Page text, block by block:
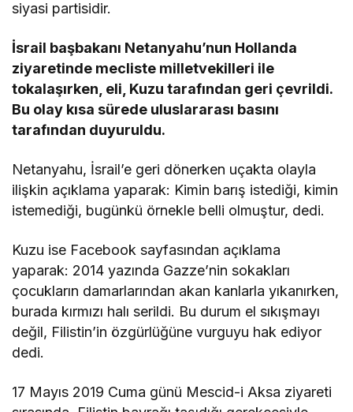
siyasi partisidir.
İsrail başbakanı Netanyahu’nun Hollanda
ziyaretinde mecliste milletvekilleri ile
tokalaşırken, eli, Kuzu tarafından geri çevrildi.
Bu olay kısa sürede uluslararası basını
tarafından duyuruldu.
Netanyahu, İsrail’e geri dönerken uçakta olayla
ilişkin açıklama yaparak: Kimin barış istediği, kimin
istemediği, bugünkü örnekle belli olmuştur, dedi.
Kuzu ise Facebook sayfasından açıklama
yaparak: 2014 yazında Gazze’nin sokakları
çocukların damarlarından akan kanlarla yıkanırken,
burada kırmızı halı serildi. Bu durum el sıkışmayı
değil, Filistin’in özgürlüğüne vurguyu hak ediyor
dedi.
17 Mayıs 2019 Cuma günü Mescid-i Aksa ziyareti